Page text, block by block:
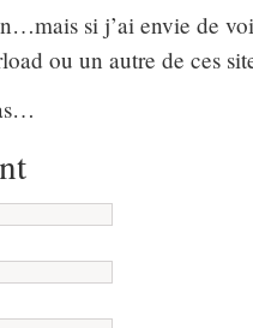
si j’ai envie de
ou un autre de ces